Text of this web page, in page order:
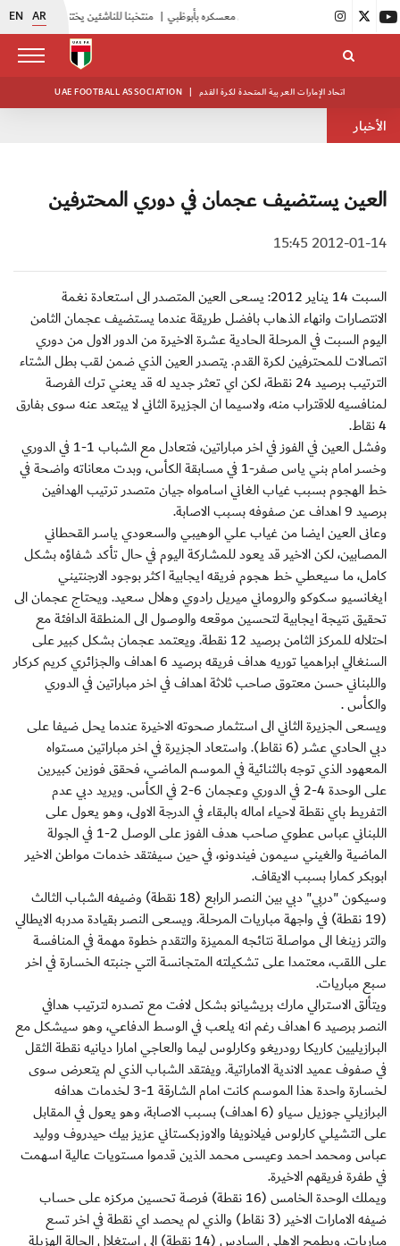
EN AR | |
UAE FOOTBALL ASSOCIATION | اتحاد الإمارات العربية المتحدة لكرة القدم
الأخبار
العين يستضيف عجمان في دوري المحترفين
2012-01-14 15:45
السبت 14 يناير 2012: يسعى العين المتصدر الى استعادة نغمة
الانتصارات وانهاء الذهاب بافضل طريقة عندما يستضيف عجمان الثامن
اليوم السبت في المرحلة الحادية عشرة الاخيرة من الدور الاول من دوري
اتصالات للمحترفين لكرة القدم. يتصدر العين الذي ضمن لقب بطل الشتاء
الترتيب برصيد 24 نقطة، لكن اي تعثر جديد له قد يعني ترك الفرصة
لمنافسيه للاقتراب منه، ولاسيما ان الجزيرة الثاني لا يبتعد عنه سوى بفارق
4 نقاط.
وفشل العين في الفوز في اخر مباراتين، فتعادل مع الشباب 1-1 في الدوري
وخسر امام بني ياس صفر-1 في مسابقة الكأس، وبدت معاناته واضحة في
خط الهجوم بسبب غياب الغاني اسامواه جيان متصدر ترتيب الهدافين
برصيد 9 اهداف عن صفوفه بسبب الاصابة.
وعانى العين ايضا من غياب علي الوهيبي والسعودي ياسر القحطاني
المصابين، لكن الاخير قد يعود للمشاركة اليوم في حال تأكد شفاؤه بشكل
كامل، ما سيعطي خط هجوم فريقه ايجابية اكثر بوجود الارجنتيني
ايغانسيو سكوكو والروماني ميريل رادوي وهلال سعيد. ويحتاج عجمان الى
تحقيق نتيجة ايجابية لتحسين موقعه والوصول الى المنطقة الدافئة مع
احتلاله للمركز الثامن برصيد 12 نقطة. ويعتمد عجمان بشكل كبير على
السنغالي ابراهميا توريه هداف فريقه برصيد 6 اهداف والجزائري كريم كركار
واللبناني حسن معتوق صاحب ثلاثة اهداف في اخر مباراتين في الدوري
والكأس .
ويسعى الجزيرة الثاني الى استثمار صحوته الاخيرة عندما يحل ضيفا على
دبي الحادي عشر (6 نقاط). واستعاد الجزيرة في اخر مباراتين مستواه
المعهود الذي توجه بالثنائية في الموسم الماضي، فحقق فوزين كبيرين
على الوحدة 4-2 في الدوري وعجمان 6-2 في الكأس. ويريد دبي عدم
التفريط باي نقطة لاحياء اماله بالبقاء في الدرجة الاولى، وهو يعول على
اللبناني عباس عطوي صاحب هدف الفوز على الوصل 2-1 في الجولة
الماضية والغيني سيمون فيندونو، في حين سيفتقد خدمات مواطن الاخير
ابوبكر كمارا بسبب الايقاف.
وسيكون "دربي" دبي بين النصر الرابع (18 نقطة) وضيفه الشباب الثالث
(19 نقطة) في واجهة مباريات المرحلة. ويسعى النصر بقيادة مدربه الايطالي
والتر زينغا الى مواصلة نتائجه المميزة والتقدم خطوة مهمة في المنافسة
على اللقب، معتمدا على تشكيلته المتجانسة التي جنبته الخسارة في اخر
سبع مباريات.
ويتألق الاسترالي مارك بريشيانو بشكل لافت مع تصدره لترتيب هدافي
النصر برصيد 6 اهداف رغم انه يلعب في الوسط الدفاعي، وهو سيشكل مع
البرازيليين كاريكا رودريغو وكارلوس ليما والعاجي امارا ديانيه نقطة الثقل
في صفوف عميد الاندية الاماراتية. ويفتقد الشباب الذي لم يتعرض سوى
لخسارة واحدة هذا الموسم كانت امام الشارقة 1-3 لخدمات هدافه
البرازيلي جوزيل سياو (6 اهداف) بسبب الاصابة، وهو يعول في المقابل
على التشيلي كارلوس فيلانويفا والاوزبكستاني عزيز بيك حيدروف ووليد
عباس ومحمد احمد وعيسى محمد الذين قدموا مستويات عالية اسهمت
في طفرة فريقهم الاخيرة.
ويملك الوحدة الخامس (16 نقطة) فرصة تحسين مركزه على حساب
ضيفه الامارات الاخير (3 نقاط) والذي لم يحصد اي نقطة في اخر تسع
مباريات. ويطمح الاهلي السادس (14 نقطة) الى استغلال الحالة الهزيلة